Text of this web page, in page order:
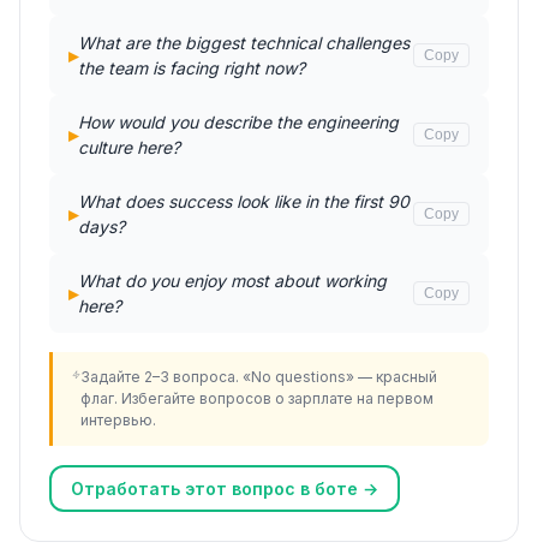
▸
What are the biggest technical challenges
the team is facing right now?
Copy
▸
How would you describe the engineering
culture here?
Copy
▸
What does success look like in the first 90
days?
Copy
▸
What do you enjoy most about working
here?
Copy
Задайте 2–3 вопроса. «No questions» — красный
флаг. Избегайте вопросов о зарплате на первом
интервью.
Отработать этот вопрос в боте →